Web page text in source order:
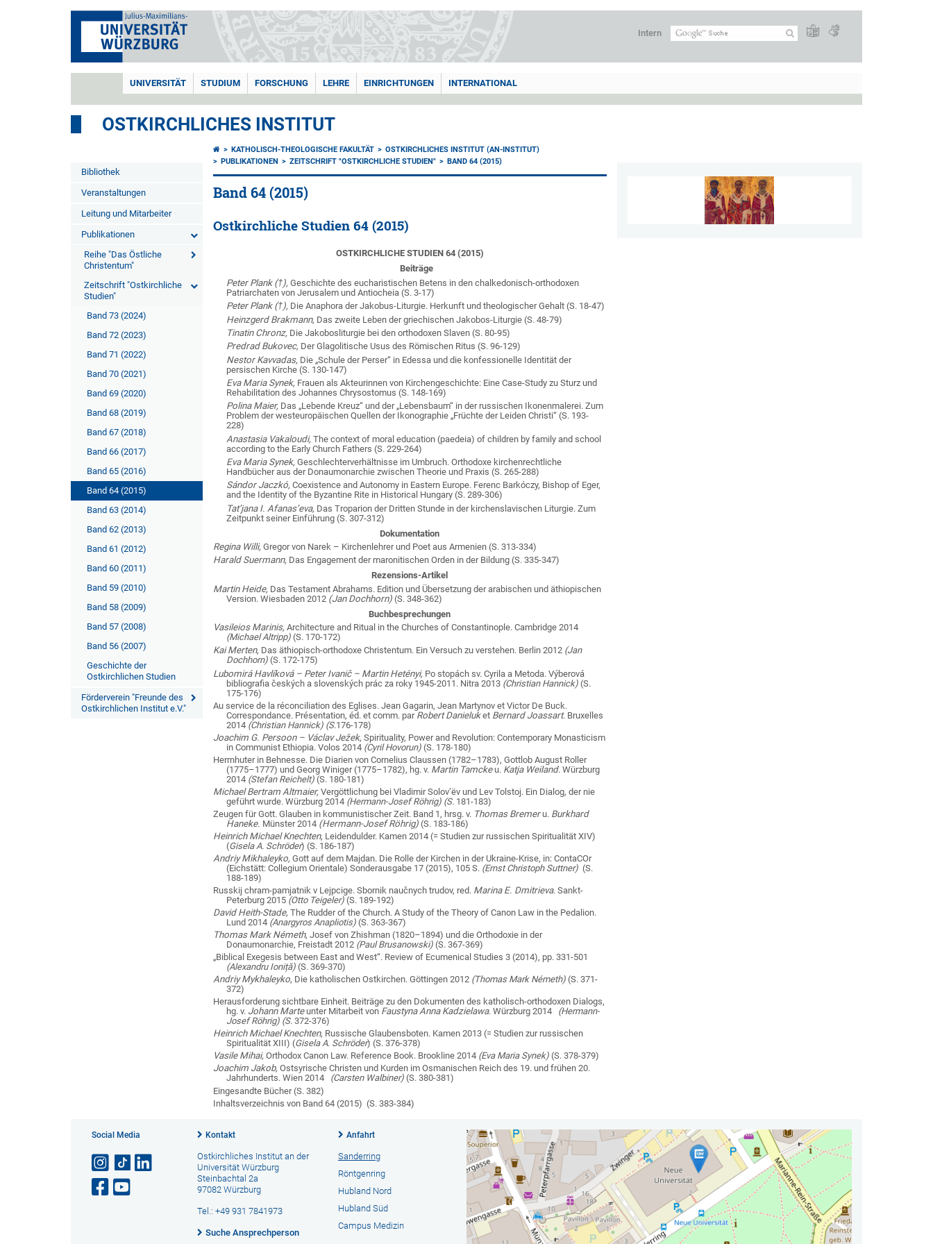
Intern
UNIVERSITÄT STUDIUM FORSCHUNG LEHRE EINRICHTUNGEN INTERNATIONAL
OSTKIRCHLICHES INSTITUT
Bibliothek
Veranstaltungen
Leitung und Mitarbeiter
Publikationen
Reihe "Das Östliche
Christentum"
Zeitschrift "Ostkirchliche
Studien"
Band 73 (2024)
Band 72 (2023)
Band 71 (2022)
Band 70 (2021)
Band 69 (2020)
Band 68 (2019)
Band 67 (2018)
Band 66 (2017)
Band 65 (2016)
Band 64 (2015)
Band 63 (2014)
Band 62 (2013)
Band 61 (2012)
Band 60 (2011)
Band 59 (2010)
Band 58 (2009)
Band 57 (2008)
Band 56 (2007)
Geschichte der
Ostkirchlichen Studien
Förderverein "Freunde des
Ostkirchlichen Institut e.V."
KATHOLISCH-THEOLOGISCHE FAKULTÄT
OSTKIRCHLICHES INSTITUT (AN-INSTITUT)
PUBLIKATIONEN
ZEITSCHRIFT "OSTKIRCHLICHE STUDIEN" BAND 64 (2015)
Band 64 (2015)
Ostkirchliche Studien 64 (2015)
OSTKIRCHLICHE STUDIEN 64 (2015)
Beiträge
Peter Plank (†), Geschichte des eucharistischen Betens in den chalkedonisch-orthodoxen
Patriarchaten von Jerusalem und Antiocheia (S. 3-17)
Peter Plank (†), Die Anaphora der Jakobus-Liturgie. Herkunft und theologischer Gehalt (S. 18-47)
Heinzgerd Brakmann, Das zweite Leben der griechischen Jakobos-Liturgie (S.48-79)
Tinatin Chronz, Die Jakobosliturgie bei den orthodoxen Slaven (S.80-95)
Predrad Bukovec, Der Glagolitische Usus des Römischen Ritus (S.96-129)
Nestor Kavvadas, Die „Schule der Perser“ in Edessa und die konfessionelle Identität der
persischen Kirche (S. 130-147)
Eva Maria Synek, Frauen als Akteurinnen von Kirchengeschichte: Eine Case-Study zu Sturz und
Rehabilitation des Johannes Chrysostomus (S. 148-169)
Polina Maier, Das „Lebende Kreuz“ und der „Lebensbaum“ in der russischen Ikonenmalerei. Zum
Problem der westeuropäischen Quellen der Ikonographie „Früchte der Leiden Christi“ (S. 193-
228)
Anastasia Vakaloudi, The context of moral education (paedeia) of children by family and school
according to the Early Church Fathers (S.229-264)
Eva Maria Synek, Geschlechterverhältnisse im Umbruch. Orthodoxe kirchenrechtliche
Handbücher aus der Donaumonarchie zwischen Theorie und Praxis (S.265-288)
Sándor Jaczkó, Coexistence and Autonomy in Eastern Europe. Ferenc Barkóczy, Bishop of Eger,
and the Identity of the Byzantine Rite in Historical Hungary (S.289-306)
Tat’jana I. Afanas’eva, Das Troparion der Dritten Stunde in der kirchenslavischen Liturgie. Zum
Zeitpunkt seiner Einführung (S.307-312)
Dokumentation
Regina Willi, Gregor von Narek – Kirchenlehrer und Poet aus Armenien (S.313-334)
Harald Suermann, Das Engagement der maronitischen Orden in der Bildung (S.335-347)
Rezensions-Artikel
Martin Heide, Das Testament Abrahams. Edition und Übersetzung der arabischen und äthiopischen
Version.Wiesbaden 2012 (Jan Dochhorn) (S.348-362)
Buchbesprechungen
Vasileios Marinis, Architecture and Ritual in the Churches of Constantinople. Cambridge 2014
(Michael Altripp) (S. 170-172)
Kai Merten, Das äthiopisch-orthodoxe Christentum. Ein Versuch zu verstehen. Berlin 2012 (Jan
Dochhorn) (S. 172-175)
Lubomirá Havlíková – Peter Ivanič – Martin Hetényi, Po stopách sv. Cyrila a Metoda. Výberová
bibliografia českých a slovenských prác za roky 1945-2011. Nitra 2013 (Christian Hannick) (S.
175-176)
Au service de la réconciliation des Eglises. Jean Gagarin, Jean Martynov et Victor De Buck.
Correspondance. Présentation, éd. et comm. par Robert Danieluket Bernard Joassart. Bruxelles
2014 (Christian Hannick) (S.176-178)
Joachim G. Persoon – Václav Ježek, Spirituality, Power and Revolution: Contemporary Monasticism
in Communist Ethiopia. Volos 2014 (Cyril Hovorun) (S. 178-180)
Herrnhuter in Behnesse. Die Diarien von Cornelius Claussen (1782–1783), Gottlob August Roller
(1775–1777) und Georg Winiger (1775–1782), hg. v. Martin Tamckeu. Katja Weiland. Würzburg
2014 (Stefan Reichelt) (S. 180-181)
Michael Bertram Altmaier, Vergöttlichung bei Vladimir Solov’ëv und Lev Tolstoj. Ein Dialog, der nie
geführt wurde. Würzburg 2014 (Hermann-Josef Röhrig) (S. 181-183)
Zeugen für Gott. Glauben in kommunistischer Zeit. Band 1, hrsg. v. Thomas Bremeru. Burkhard
Haneke. Münster 2014 (Hermann-Josef Röhrig) (S. 183-186)
Heinrich Michael Knechten, Leidendulder. Kamen 2014 (= Studien zur russischen Spiritualität XIV)
(Gisela A. Schröder) (S. 186-187)
Andriy Mikhaleyko,Gott auf dem Majdan. Die Rolle der Kirchen in der Ukraine-Krise, in: ContaCOr
(Eichstätt: Collegium Orientale) Sonderausgabe 17 (2015), 105 S. (Ernst Christoph Suttner) (S.
188-189)
Russkij chram-pamjatnik v Lejpcige. Sbornik naučnych trudov, red. Marina E. Dmitrieva. Sankt-
Peterburg 2015 (Otto Teigeler) (S. 189-192)
David Heith-Stade, The Rudder of the Church. A Study of the Theory of Canon Law in the Pedalion.
Lund 2014 (Anargyros Anapliotis) (S. 363-367)
Thomas Mark Németh, Josef von Zhishman (1820–1894) und die Orthodoxie in der
Donaumonarchie, Freistadt 2012 (Paul Brusanowski) (S. 367-369)
„Biblical Exegesis between East and West“. Review of Ecumenical Studies 3 (2014), pp. 331-501
(Alexandru Ioniță) (S. 369-370)
Andriy Mykhaleyko, Die katholischen Ostkirchen. Göttingen 2012 (Thomas Mark Németh) (S. 371-
372)
Herausforderung sichtbare Einheit. Beiträge zu den Dokumenten des katholisch-orthodoxen Dialogs,
hg. v. Johann Marteunter Mitarbeit von Faustyna Anna Kadzielawa. Würzburg 2014 (Hermann-
Josef Röhrig) (S.372-376)
Heinrich Michael Knechten, Russische Glaubensboten. Kamen 2013 (= Studien zur russischen
Spiritualität XIII) (Gisela A. Schröder) (S. 376-378)
Vasile Mihai,Orthodox Canon Law. Reference Book. Brookline 2014 (Eva Maria Synek) (S. 378-379)
Joachim Jakob, Ostsyrische Christen und Kurden im Osmanischen Reich des 19. und frühen 20.
Jahrhunderts. Wien 2014 (Carsten Walbiner) (S. 380-381)
Eingesandte Bücher (S. 382)
Inhaltsverzeichnis von Band 64 (2015) (S.383-384)
Social Media Kontakt
Ostkirchliches Institut an der
Universität Würzburg
Steinbachtal 2a
97082 Würzburg
Tel.: +49 931 7841973
Suche Ansprechperson
Anfahrt
Sanderring
Röntgenring
Hubland Nord
Hubland Süd
Campus Medizin